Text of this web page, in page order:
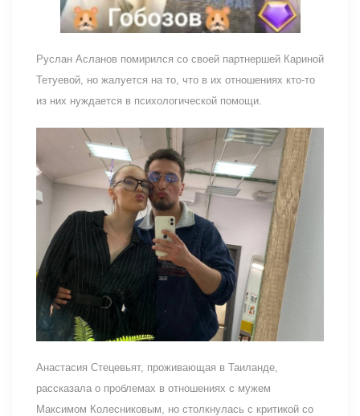
Руслан Асланов помирился со своей партнершей Кариной
Тетуевой, но жалуется на то, что в их отношениях кто-то
из них нуждается в психологической помощи.
Анастасия Стецевьят, проживающая в Таиланде,
рассказала о проблемах в отношениях с мужем
Максимом Колесниковым, но столкнулась с критикой со